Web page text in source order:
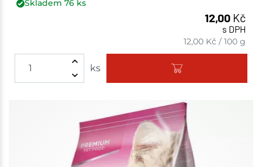
Skladem 76ks
12,00 Kč
s DPH
12,00 Kč /100 g
ks